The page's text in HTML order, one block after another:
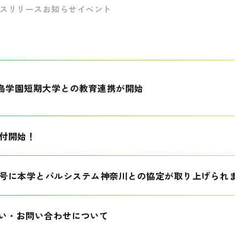
リリース お知らせ イベント
学園短期大学との教育連携が開始
開始！
に本学とパルシステム神奈川との協定が取り上げられ
・お問い合わせについて